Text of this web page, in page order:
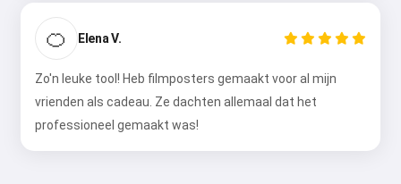
🍊 Elena V.
Zo'n leuke tool! Heb filmposters gemaakt voor al mijn
vrienden als cadeau. Ze dachten allemaal dat het
professioneel gemaakt was!